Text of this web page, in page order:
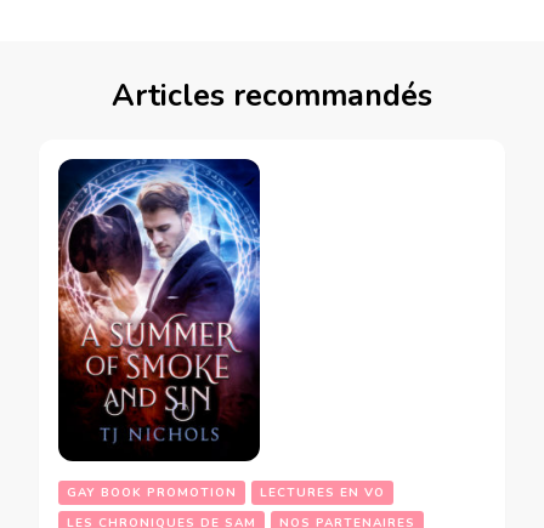
Articles recommandés
GAY BOOK PROMOTION
LECTURES EN VO
LES CHRONIQUES DE SAM
NOS PARTENAIRES